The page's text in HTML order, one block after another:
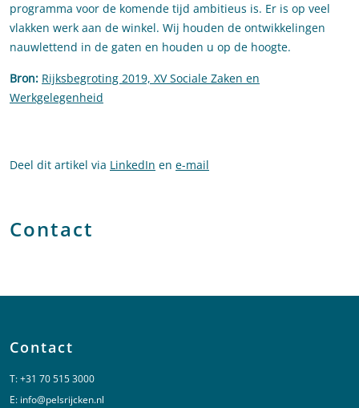
programma voor de komende tijd ambitieus is. Er is op veel
vlakken werk aan de winkel. Wij houden de ontwikkelingen
nauwlettend in de gaten en houden u op de hoogte.
Bron: Rijksbegroting 2019, XV Sociale Zaken en
Werkgelegenheid
Deel dit artikel via LinkedIn en e-mail
Contact
Contact
T:+31 70 515 3000
E: info@pelsrijcken.nl